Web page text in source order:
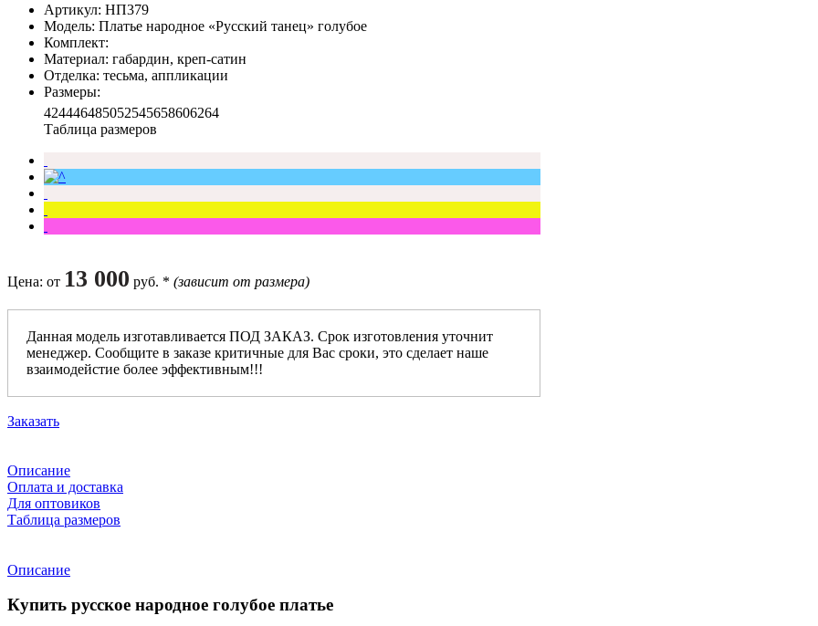
Артикул: НП379
Модель: Платье народное «Русский танец» голубое
Комплект:
Материал: габардин, креп-сатин
Отделка: тесьма, аппликации
Размеры:
424446485052545658606264
Таблица размеров
Цена: от 13 000 руб. * (зависит от размера)
Данная модель изготавливается ПОД ЗАКАЗ. Срок изготовления уточнит
менеджер. Сообщите в заказе критичные для Вас сроки, это сделает наше
взаимодейстие более эффективным!!!
Заказать
Описание
Оплата и доставка
Для оптовиков
Таблица размеров
Описание
Купить русское народное голубое платье